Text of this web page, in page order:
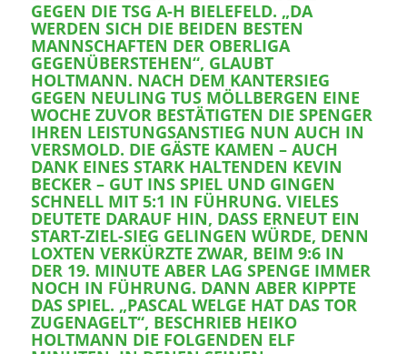
GEGEN DIE TSG A-H BIELEFELD. „DA
WERDEN SICH DIE BEIDEN BESTEN
MANNSCHAFTEN DER OBERLIGA
GEGENÜBERSTEHEN“, GLAUBT
HOLTMANN. NACH DEM KANTERSIEG
GEGEN NEULING TUS MÖLLBERGEN EINE
WOCHE ZUVOR BESTÄTIGTEN DIE SPENGER
IHREN LEISTUNGSANSTIEG NUN AUCH IN
VERSMOLD. DIE GÄSTE KAMEN – AUCH
DANK EINES STARK HALTENDEN KEVIN
BECKER – GUT INS SPIEL UND GINGEN
SCHNELL MIT 5:1 IN FÜHRUNG. VIELES
DEUTETE DARAUF HIN, DASS ERNEUT EIN
START-ZIEL-SIEG GELINGEN WÜRDE, DENN
LOXTEN VERKÜRZTE ZWAR, BEIM 9:6 IN
DER 19. MINUTE ABER LAG SPENGE IMMER
NOCH IN FÜHRUNG. DANN ABER KIPPTE
DAS SPIEL. „PASCAL WELGE HAT DAS TOR
ZUGENAGELT“, BESCHRIEB HEIKO
HOLTMANN DIE FOLGENDEN ELF